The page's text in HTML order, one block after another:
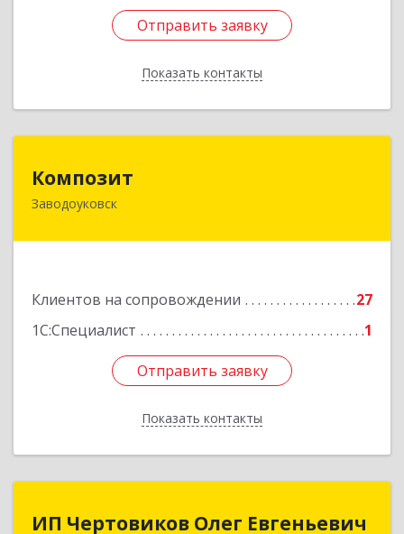
Отправить заявку
Показать контакты
Отправить заявку
Назад
Композит
Заводоуковск
Клиентов на сопровождении
27
1С:Специалист
1
Отправить заявку
Показать контакты
627140, Тюменская обл, Заводоуковский р-н,
Отправить заявку
Назад
ИП Чертовиков Олег Евгеньевич